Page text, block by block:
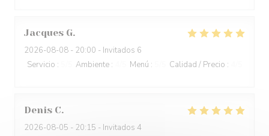
Jacques G
2026-08-08 - 20:00 - Invitados 6
Servicio : Ambiente : Menú : Calidad / Precio :
Denis C
2026-08-05 - 20:15 - Invitados 4